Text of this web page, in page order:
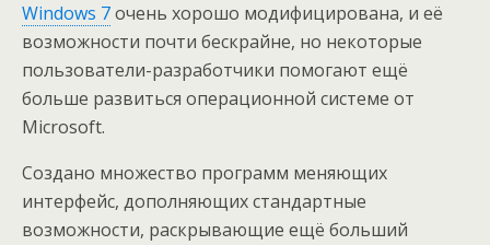
Windows 7очень хорошо модифицирована, и её
возможности почти бескрайне, но некоторые
пользователи-разработчики помогают ещё
больше развиться операционной системе от
Microsoft.
Создано множество программ меняющих
интерфейс, дополняющих стандартные
возможности, раскрывающие ещё больший